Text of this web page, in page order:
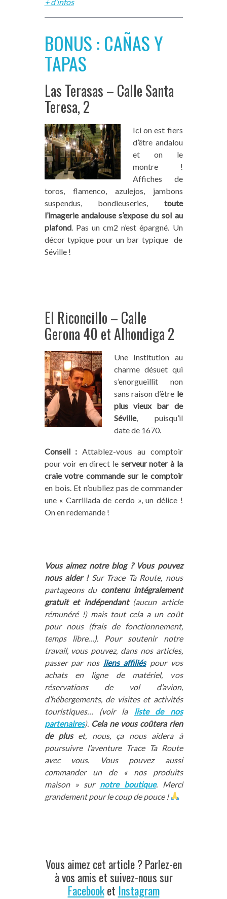
BONUS : CAÑAS Y
TAPAS
Las Terasas – Calle Santa
Teresa, 2
Ici on est fiers
d’être andalou
et on le
montre !
Affiches de
toros, flamenco, azulejos, jambons
suspendus, bondieuseries, toute
l’imagerie andalouse s’expose du sol au
plafond. Pas un cm2 n’est épargné. Un
décor typique pour un bar typique de
Séville !
El Riconcillo – Calle
Gerona 40 et Alhondiga 2
Une Institution au
charme désuet qui
s’enorgueillit non
sans raison d’être le
plus vieux bar de
Séville, puisqu’il
date de 1670.
Conseil : Attablez-vous au comptoir
pour voir en direct le serveur noter à la
craie votre commande sur le comptoir
en bois. Et n’oubliez pas de commander
une « Carrillada de cerdo », un délice !
On en redemande !
Vous aimez notre blog ? Vous pouvez
nous aider !Sur Trace Ta Route, nous
partageons du contenu intégralement
gratuit et indépendant(aucun article
rémunéré !) mais tout cela a un coût
pour nous (frais de fonctionnement,
temps libre…). Pour soutenir notre
travail, vous pouvez, dans nos articles,
passer par nos liens affiliéspour vos
achats en ligne de matériel, vos
réservations de vol d’avion,
d’hébergements, de visites et activités
touristiques… (voir la liste de nos
partenaires). Cela ne vous coûtera rien
de pluset, nous, ça nous aidera à
poursuivre l’aventure Trace Ta Route
avec vous. Vous pouvez aussi
commander un de « nos produits
maison » sur notre boutique. Merci
grandement pour le coup de pouce !
Vous aimez cet article ? Parlez-en
à vos amis et suivez-nous sur
Facebooket Instagram